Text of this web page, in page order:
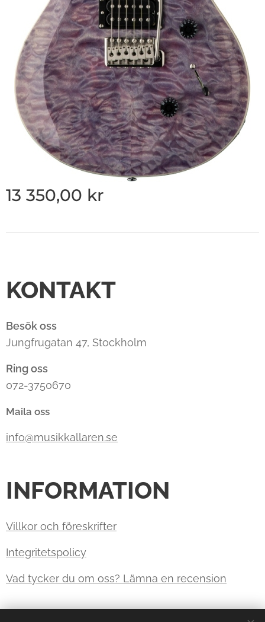
13 350,00 kr
KONTAKT
Besök oss
Jungfrugatan 47, Stockholm
Ring oss
072-3750670
Maila oss
info@musikkallaren.se
INFORMATION
Villkor och föreskrifter
Integritetspolicy
Vad tycker du om oss? Lämna en recension